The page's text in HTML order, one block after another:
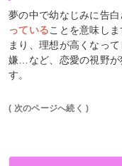
夢の中で幼なじみに告
っていることを意味し
まり、理想が高くなっ
嫌…など、恋愛の視野が
す。
( 次のページへ続く )